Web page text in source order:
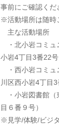
事前にご確認くだ
※活動場所は随時
主な活動場所
・北小岩コミュ
小岩4丁目3番22号
・西小岩コミュ
川区西小岩4丁目3
・小岩図書館（
目６番９号）
※​見学/体験/ビジ